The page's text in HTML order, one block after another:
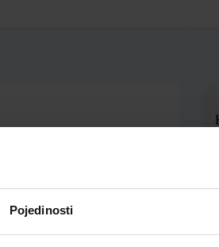
Pojedinosti